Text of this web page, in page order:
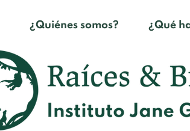
¿Quiénes somos? ¿Qué